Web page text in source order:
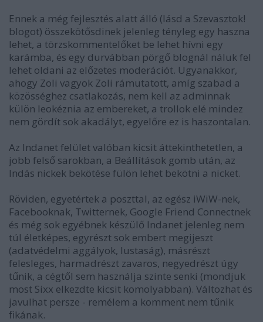
Ennek a még fejlesztés alatt álló (lásd a Szevasztok!
blogot) összekötősdinek jelenleg tényleg egy haszna
lehet, a törzskommentelőket be lehet hívni egy
karámba, és egy durvábban pörgő blognál náluk fel
lehet oldani az előzetes moderációt. Ugyanakkor,
ahogy Zoli vagyok Zoli rámutatott, amíg szabad a
közösséghez csatlakozás, nem kell az adminnak
külön leokéznia az embereket, a trollok elé mindez
nem gördít sok akadályt, egyelőre ez is haszontalan.
Az Indanet felület valóban kicsit áttekinthetetlen, a
jobb felső sarokban, a Beállítások gomb után, az
Indás nickek bekötése fülön lehet bekötni a nicket.
Röviden, egyetértek a poszttal, az egész iWiW-nek,
Facebooknak, Twitternek, Google Friend Connectnek
és még sok egyébnek készülő Indanet jelenleg nem
túl életképes, egyrészt sok embert megijeszt
(adatvédelmi aggályok, lustaság), másrészt
felesleges, harmadrészt zavaros, negyedrészt úgy
tűnik, a cégtől sem használja szinte senki (mondjuk
most Sixx elkezdte kicsit komolyabban). Változhat és
javulhat persze - remélem a komment nem tűnik
fikának.